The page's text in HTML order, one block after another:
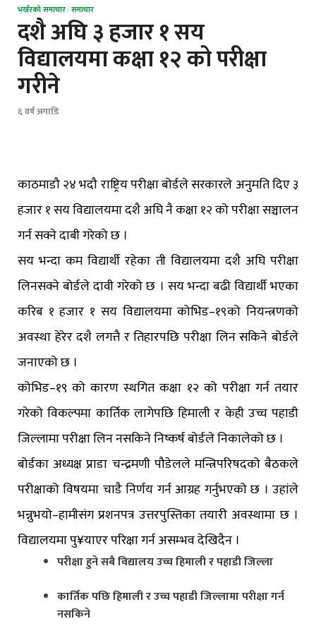
भर्खरको समाचार/समाचार
दशै अघि ३ हजार १ सय
विद्यालयमा कक्षा १२ को परीक्षा
गरीने
६ वर्ष अगाडि
काठमाडौ २४ भदौ राष्ट्रिय परीक्षा बोर्डले सरकारले अनुमति दिए ३
हजार १ सय विद्यालयमा दशै अघि नै कक्षा १२ को परीक्षा सञ्चालन
गर्न सक्ने दाबी गरेको छ ।
सय भन्दा कम विद्यार्थी रहेका ती विद्यालयमा दशै अघि परीक्षा
लिनसक्ने बोर्डले दावी गरेको छ । सय भन्दा बढी विद्यार्थी भएका
करिब १ हजार १ सय विद्यालयमा कोभिड–१९को नियन्त्रणको
अवस्था हेरेर दशै लगत्तै र तिहारपछि परीक्षा लिन सकिने बोर्डले
जनाएको छ ।
कोभिड–१९ को कारण स्थगित कक्षा १२ को परीक्षा गर्न तयार
गरेको विकल्पमा कार्तिक लागेपछि हिमाली र केही उच्च पहाडी
जिल्लामा परीक्षा लिन नसकिने निष्कर्ष बोर्डले निकालेको छ ।
बोर्डका अध्यक्ष प्राडा चन्द्रमणी पौडेलले मन्त्रिपरिषदको बैठकले
परीक्षाको विषयमा चाडै निर्णय गर्न आग्रह गर्नुभएको छ । उहांले
भन्नुभयो–हामीसंग प्रशनपत्र उत्तरपुस्तिका तयारी अवस्थामा छ ।
विद्यालयमा पु¥याएर परिक्षा गर्न असम्भव देखिदैन ।
परीक्षा हुने सबै विद्यालय उच्च हिमाली र पहाडी जिल्ला
कार्तिक पछि हिमाली र उच्च पहाडी जिल्लामा परीक्षा गर्न
नसकिने